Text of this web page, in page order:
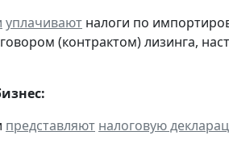
уплачивают налоги по
(контрактом) лизинга,
представляют налоговую